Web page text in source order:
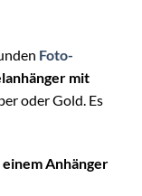
Foto-
mit
oder Gold. Es
einem Anhänger